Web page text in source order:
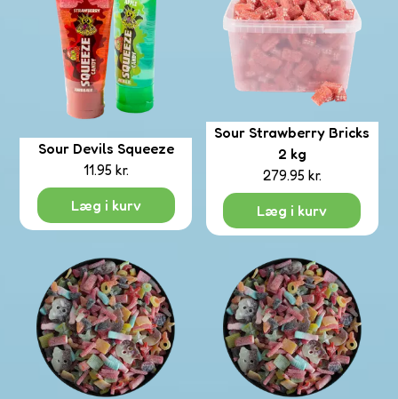
Sour Devils Squeeze
11.95 kr.
Læg i kurv
Sour Strawberry Bricks
2 kg
279.95 kr.
Læg i kurv